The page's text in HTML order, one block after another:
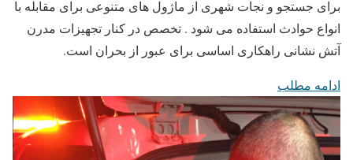
برای جستجو و نجات شهری از ماژول های متنوعی برای مقابله با
انواع حوادث استفاده می شود . تخصص در کنار تجهیزات مدرن
آتش نشانی راهکاری اساسی برای عبور از بحران است.
ادامه مطلب